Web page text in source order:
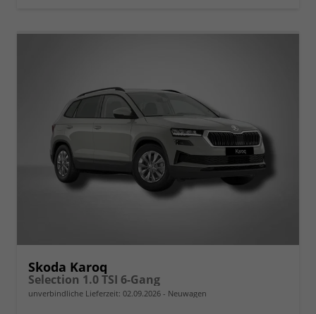
Skoda Karoq
Selection 1.0 TSI 6-Gang
unverbindliche Lieferzeit: 02.09.2026 Neuwagen